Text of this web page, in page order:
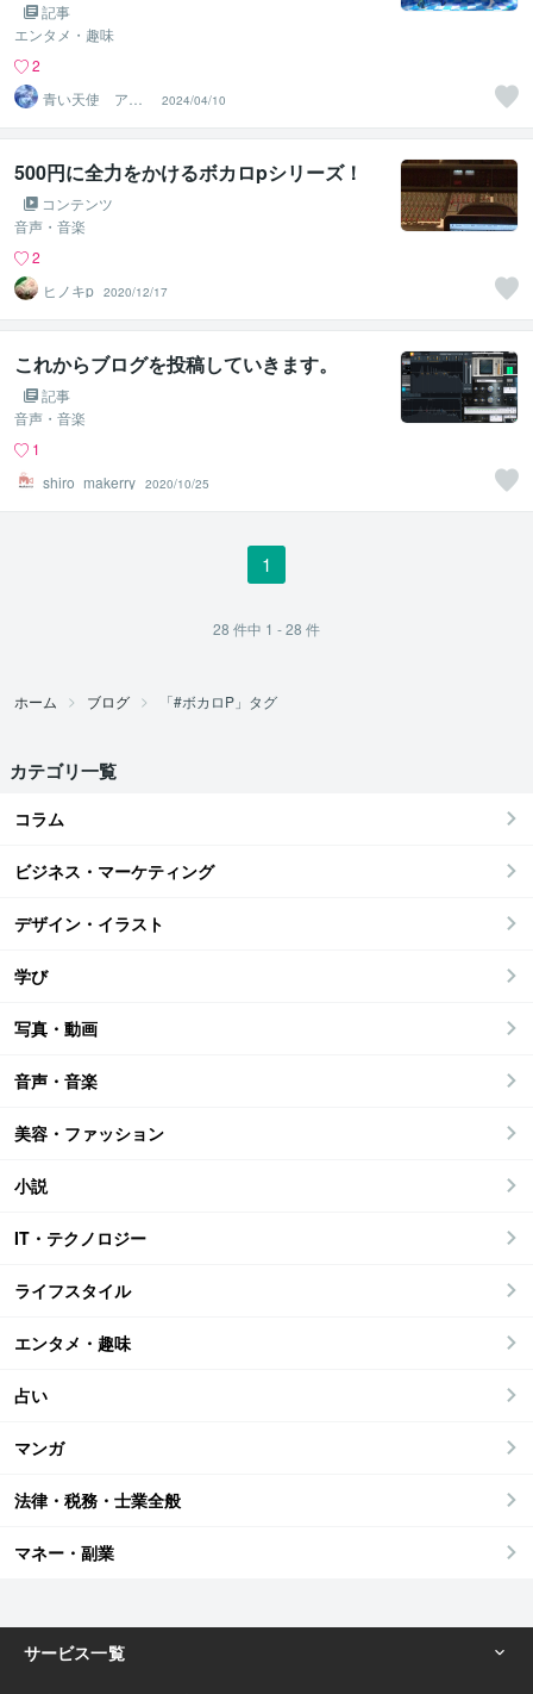
記事
エンタメ・趣味
2
青い天使 アリ
エス
2024/04/10
500円に全力をかけるボカロpシリーズ！
コンテンツ
音声・音楽
2
ヒノキp 2020/12/17
これからブログを投稿していきます。
記事
音声・音楽
1
shiro_makerry 2020/10/25
1
28 件中 1 - 28 件
ホーム ブログ 「#ボカロP」タグ
カテゴリ一覧
コラム
ビジネス・マーケティング
デザイン・イラスト
学び
写真・動画
音声・音楽
美容・ファッション
小説
IT・テクノロジー
ライフスタイル
エンタメ・趣味
占い
マンガ
法律・税務・士業全般
マネー・副業